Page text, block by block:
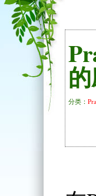
分类：